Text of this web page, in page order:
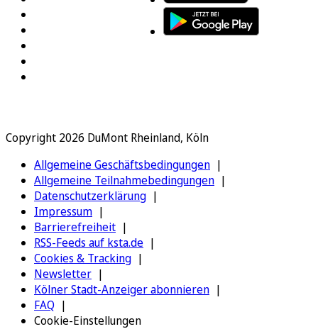
Copyright 2026 DuMont Rheinland, Köln
Allgemeine Geschäftsbedingungen
Allgemeine Teilnahmebedingungen
Datenschutzerklärung
Impressum
Barrierefreiheit
RSS-Feeds auf ksta.de
Cookies & Tracking
Newsletter
Kölner Stadt-Anzeiger abonnieren
FAQ
Cookie-Einstellungen